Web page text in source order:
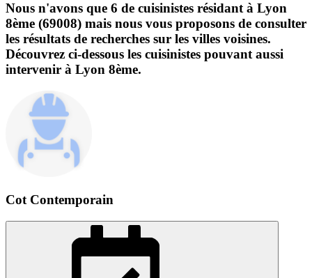
Nous n'avons que 6 de cuisinistes résidant à Lyon
8ème (69008) mais nous vous proposons de consulter
les résultats de recherches sur les villes voisines.
Découvrez ci-dessous les cuisinistes pouvant aussi
intervenir à Lyon 8ème.
Cot Contemporain